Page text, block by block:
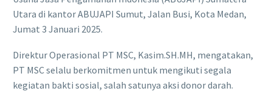
Utara di kantor ABUJAPI Sumut, Jalan Busi, Kota Medan,
Jumat 3 Januari 2025.
Direktur Operasional PT MSC, Kasim.SH.MH, mengatakan,
PT MSC selalu berkomitmen untuk mengikuti segala
kegiatan bakti sosial, salah satunya aksi donor darah.